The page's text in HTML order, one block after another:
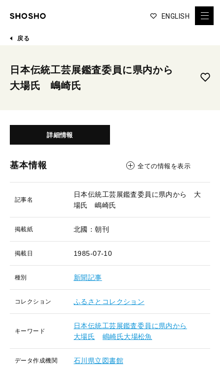
ENGLISH
戻る
日本伝統工芸展鑑査委員に県内から
大場氏 嶋崎氏
詳細情報
基本情報 全ての情報を表示
記事名
日本伝統工芸展鑑査委員に県内から 大
場氏 嶋崎氏
掲載紙 北國：朝刊
掲載日 1985-07-10
種別 新聞記事
コレクション ふるさとコレクション
キーワード
日本伝統工芸展鑑査委員に県内から
大場氏
嶋崎氏大場松魚
データ作成機関 石川県立図書館